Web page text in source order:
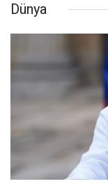
Dünya